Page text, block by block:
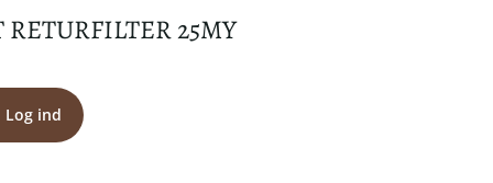
25MY
Log ind